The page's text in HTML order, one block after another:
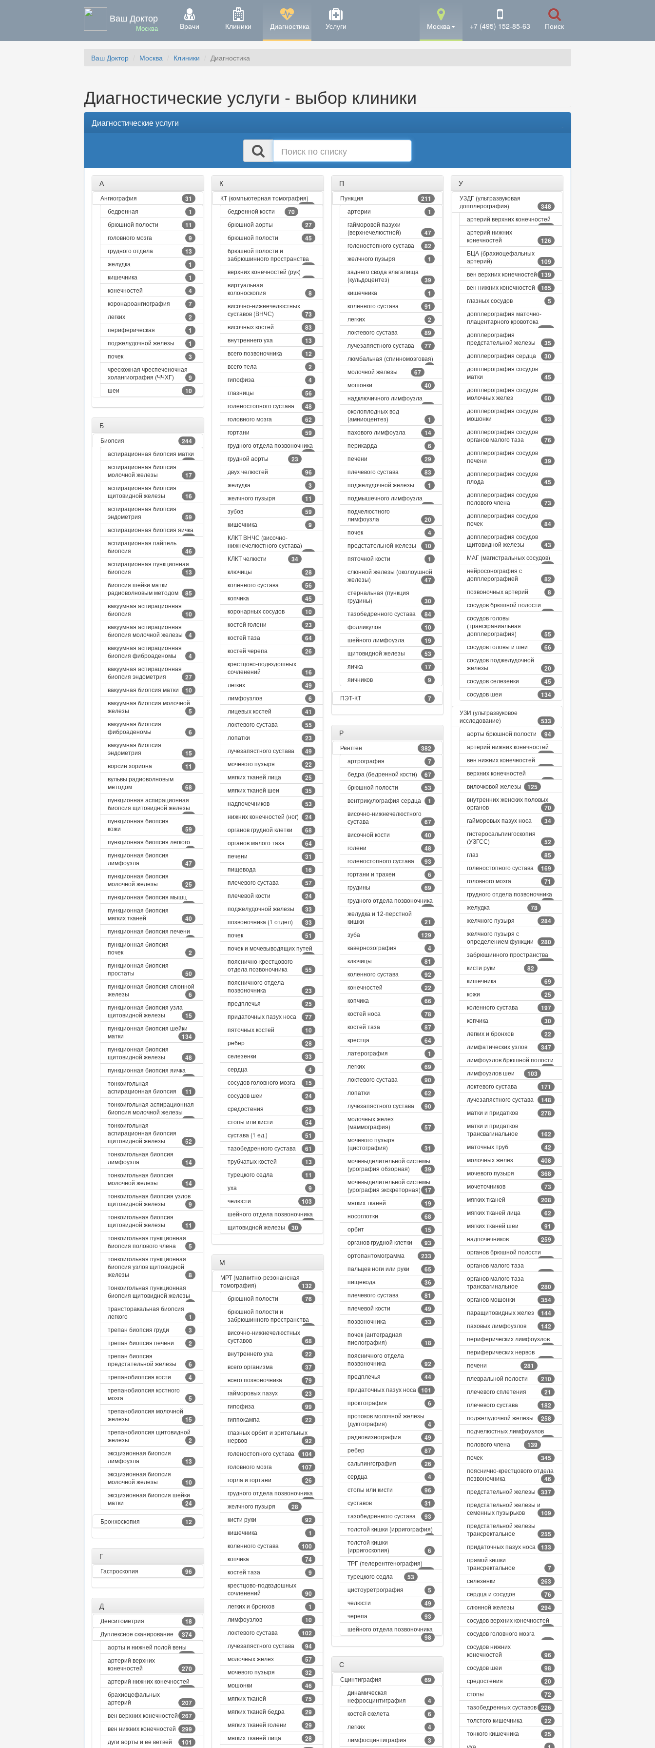
Ваш Доктор
Москва Врачи Клиники Диагностика Услуги Москва +7 (495) 152-85-63 Поиск
Ваш Доктор Москва Клиники Диагностика
Диагностические услуги - выбор клиники
Диагностические услуги
в
списке
А
Ангиография 31
бедренная 1
брюшной полости 11
головного мозга 9
грудного отдела 13
желудка 1
кишечника 1
конечностей 4
коронароангиография 7
легких 2
периферическая 1
поджелудочной железы 1
почек 3
чрескожная чреспеченочная
холангиография (ЧЧХГ)
9
шеи 10
Б
Биопсия 244
аспирационная биопсия матки
22
аспирационная биопсия
молочной железы
17
аспирационная биопсия
щитовидной железы
16
аспирационная биопсия
эндометрия
59
аспирационная биопсия яичка
10
аспирационная пайпель
биопсия
46
аспирационная пункционная
биопсия
13
биопсия шейки матки
радиоволновым методом
85
вакуумная аспирационная
биопсия
10
вакуумная аспирационная
биопсия молочной железы
4
вакуумная аспирационная
биопсия фиброаденомы
4
вакуумная аспирационная
биопсия эндометрия
27
вакуумная биопсия матки 10
вакуумная биопсия молочной
железы
5
вакуумная биопсия
фиброаденомы
6
вакуумная биопсия
эндометрия
15
ворсин хориона 11
вульвы радиоволновым
методом
68
пункционная аспирационная
биопсия щитовидной железы
15
пункционная биопсия
кожи
59
пункционная биопсия легкого
9
пункционная биопсия
лимфоузла
47
пункционная биопсия
молочной железы
25
пункционная биопсия мышц
10
пункционная биопсия
мягких тканей
40
пункционная биопсия печени
3
пункционная биопсия
почек
2
пункционная биопсия
простаты
50
пункционная биопсия слюнной
железы
6
пункционная биопсия узла
щитовидной железы
15
пункционная биопсия шейки
матки
134
пункционная биопсия
щитовидной железы
48
пункционная биопсия яичка
21
тонкоигольная
аспирационная биопсия
11
тонкоигольная аспирационная
биопсия молочной железы
15
тонкоигольная
аспирационная биопсия
щитовидной железы
52
тонкоигольная биопсия
лимфоузла
14
тонкоигольная биопсия
молочной железы
14
тонкоигольная биопсия узлов
щитовидной железы
9
тонкоигольная биопсия
щитовидной железы
11
тонкоигольная пункционная
биопсия полового члена
5
тонкоигольная пункционная
биопсия узлов щитовидной
железы
8
тонкоигольная пункционная
биопсия щитовидной железы
6
трансторакальная биопсия
легкого
1
трепан биопсия груди 3
трепан биопсия печени 2
трепан биопсия
предстательной железы
6
трепанобиопсия кости 4
трепанобиопсия костного
мозга
5
трепанобиопсия молочной
железы
15
трепанобиопсия щитовидной
железы
2
эксцизионная биопсия
лимфоузла
13
эксцизионная биопсия
молочной железы
10
эксцизионная биопсия шейки
матки
24
Бронхоскопия 12
Г
Гастроскопия 96
Д
Денситометрия 18
Дуплексное сканирование 374
аорты и нижней полой вены
119
артерий верхних
конечностей
270
артерий нижних конечностей
292
брахиоцефальных
артерий
207
вен верхних конечностей 267
вен нижних конечностей 299
дуги аорты и ее ветвей 101
К
КТ (компьютерная томография)
261
бедренной кости 70
брюшной аорты 27
брюшной полости 45
брюшной полости и
забрюшинного пространства
60
верхних конечностей (рук)
19
виртуальная
колоноскопия
8
височно-нижнечелюстных
суставов (ВНЧС)
73
височных костей 83
внутреннего уха 13
всего позвоночника 12
всего тела 2
гипофиза 4
глазницы 56
голеностопного сустава 48
головного мозга 62
гортани 59
грудного отдела позвоночника
73
грудной аорты 23
двух челюстей 96
желудка 3
желчного пузыря 11
зубов 59
кишечника 9
КЛКТ ВНЧС (височно-
нижнечелюстного сустава)
12
КЛКТ челюсти 34
ключицы 28
коленного сустава 56
копчика 45
коронарных сосудов 10
костей голени 23
костей таза 64
костей черепа 26
крестцово-подвздошных
сочленений
16
легких 49
лимфоузлов 6
лицевых костей 41
локтевого сустава 55
лопатки 23
лучезапястного сустава 49
мочевого пузыря 22
мягких тканей лица 25
мягких тканей шеи 35
надпочечников 53
нижних конечностей (ног) 24
органов грудной клетки 68
органов малого таза 64
печени 31
пищевода 16
плечевого сустава 57
плечевой кости 24
поджелудочной железы 33
позвоночника (1 отдел) 33
почек 51
почек и мочевыводящих путей
36
пояснично-крестцового
отдела позвоночника
55
поясничного отдела
позвоночника
23
предплечья 25
придаточных пазух носа 77
пяточных костей 10
ребер 28
селезенки 33
сердца 4
сосудов головного мозга 15
сосудов шеи 24
средостения 29
стопы или кисти 54
сустава (1 ед.) 51
тазобедренного сустава 61
трубчатых костей 13
турецкого седла 11
уха 9
челюсти 103
шейного отдела позвоночника
61
щитовидной железы 30
М
МРТ (магнитно-резонансная
томография)
132
брюшной полости 76
брюшной полости и
забрюшинного пространства
69
височно-нижнечелюстных
суставов
68
внутреннего уха 22
всего организма 37
всего позвоночника 79
гайморовых пазух 23
гипофиза 99
гиппокампа 22
глазных орбит и зрительных
нервов
92
голеностопного сустава 104
головного мозга 107
горла и гортани 26
грудного отдела позвоночника
99
желчного пузыря 28
кисти руки 92
кишечника 1
коленного сустава 100
копчика 74
костей таза 9
крестцово-подвздошных
сочленений
90
легких и бронхов 1
лимфоузлов 10
локтевого сустава 102
лучезапястного сустава 94
молочных желез 57
мочевого пузыря 32
мошонки 46
мягких тканей 75
мягких тканей бедра 29
мягких тканей голени 29
мягких тканей лица 28
П
Пункция 211
артерии 1
гайморовой пазухи
(верхнечелюстной)
47
голеностопного сустава 82
желчного пузыря 1
заднего свода влагалища
(кульдоцентез)
39
кишечника 1
коленного сустава 91
легких 2
локтевого сустава 89
лучезапястного сустава 77
люмбальная (спинномозговая)
8
молочной железы 67
мошонки 40
надключичного лимфоузла
18
околоплодных вод
(амниоцентез)
1
пахового лимфоузла 14
перикарда 6
печени 29
плечевого сустава 83
поджелудочной железы 1
подмышечного лимфоузла
20
подчелюстного
лимфоузла
20
почек 4
предстательной железы 10
пяточной кости 1
слюнной железы (околоушной
железы)
47
стернальная (пункция
грудины)
30
тазобедренного сустава 84
фолликулов 10
шейного лимфоузла 19
щитовидной железы 53
яичка 17
яичников 9
ПЭТ-КТ 7
Р
Рентген 382
артрография 7
бедра (бедренной кости) 67
брюшной полости 53
вентрикулография сердца 1
височно-нижнечелюстного
сустава
67
височной кости 40
голени 48
голеностопного сустава 93
гортани и трахеи 6
грудины 69
грудного отдела позвоночника
95
желудка и 12-перстной
кишки
21
зуба 129
кавернозография 4
ключицы 81
коленного сустава 92
конечностей 22
копчика 66
костей носа 78
костей таза 87
крестца 64
латерография 1
легких 69
локтевого сустава 90
лопатки 62
лучезапястного сустава 90
молочных желез
(маммография)
57
мочевого пузыря
(цистография)
31
мочевыделительной системы
(урография обзорная)
39
мочевыделительной системы
(урография экскреторная) 17
мягких тканей 19
носоглотки 68
орбит 15
органов грудной клетки 93
ортопантомограмма 233
пальцев ноги или руки 65
пищевода 36
плечевого сустава 81
плечевой кости 49
позвоночника 33
почек (антеградная
пиелография)
18
поясничного отдела
позвоночника
92
предплечья 44
придаточных пазух носа 101
проктография 6
протоков молочной железы
(дуктография)
4
радиовизиография 49
ребер 87
сальпингография 26
сердца 4
стопы или кисти 96
суставов 31
тазобедренного сустава 93
толстой кишки (ирригография)
8
толстой кишки
(ирригоскопия)
6
ТРГ (телерентгенография)
109
турецкого седла 53
цистоуретрография 5
челюсти 49
черепа 93
шейного отдела позвоночника
98
С
Сцинтиграфия 69
динамическая
нефросцинтиграфия
4
костей скелета 6
легких 4
лимфосцинтиграфия 3
У
УЗДГ (ультразвуковая
допплерография)
348
артерий верхних конечностей
134
артерий нижних
конечностей
126
БЦА (брахиоцефальных
артерий)
109
вен верхних конечностей 139
вен нижних конечностей 165
глазных сосудов 5
допплерография маточно-
плацентарного кровотока
120
допплерография
предстательной железы
35
допплерография сердца 30
допплерография сосудов
матки
45
допплерография сосудов
молочных желез
60
допплерография сосудов
мошонки
93
допплерография сосудов
органов малого таза
76
допплерография сосудов
печени
39
допплерография сосудов
плода
45
допплерография сосудов
полового члена
73
допплерография сосудов
почек
84
допплерография сосудов
щитовидной железы
43
МАГ (магистральных сосудов)
30
нейросонография с
допплерографией
82
позвоночных артерий 8
сосудов брюшной полости
43
сосудов головы
(транскраниальная
допплерография)
55
сосудов головы и шеи 66
сосудов поджелудочной
железы
20
сосудов селезенки 45
сосудов шеи 134
УЗИ (ультразвуковое
исследование)
533
аорты брюшной полости 94
артерий нижних конечностей
135
вен нижних конечностей
165
верхних конечностей
60
вилочковой железы 125
внутренних женских половых
органов
70
гайморовых пазух носа 34
гистеросальпингоскопия
(УЗГСС)
52
глаз 85
голеностопного сустава 169
головного мозга 71
грудного отдела позвоночника
30
желудка 78
желчного пузыря 284
желчного пузыря с
определением функции
280
забрюшинного пространства
143
кисти руки 82
кишечника 69
кожи 25
коленного сустава 197
копчика 30
легких и бронхов 22
лимфатических узлов 347
лимфоузлов брюшной полости
80
лимфоузлов шеи 103
локтевого сустава 171
лучезапястного сустава 148
матки и придатков 278
матки и придатков
трансвагинальное
162
маточных труб 42
молочных желез 408
мочевого пузыря 368
мочеточников 73
мягких тканей 208
мягких тканей лица 62
мягких тканей шеи 91
надпочечников 259
органов брюшной полости
392
органов малого таза
284
органов малого таза
трансвагинальное
280
органов мошонки 354
паращитовидных желез 144
паховых лимфоузлов 142
периферических лимфоузлов
75
периферических нервов
117
печени 281
плевральной полости 210
плечевого сплетения 21
плечевого сустава 182
поджелудочной железы 258
подчелюстных лимфоузлов
78
полового члена 139
почек 345
пояснично-крестцового отдела
позвоночника
46
предстательной железы 337
предстательной железы и
семенных пузырьков
109
предстательной железы
трансректальное
255
придаточных пазух носа 133
прямой кишки
трансректальное
7
селезенки 263
сердца и сосудов 76
слюнной железы 294
сосудов верхних конечностей
78
сосудов головного мозга
57
сосудов нижних
конечностей
96
сосудов шеи 98
средостения 20
стопы 72
тазобедренных суставов 226
толстого кишечника 22
тонкого кишечника 25
уха